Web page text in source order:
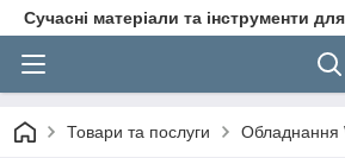
Сучасні матеріали та інструменти
Товари та послуги Обладнання